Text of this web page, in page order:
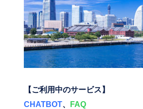
【ご利用中のサービス】
CHATBOT、 FAQ